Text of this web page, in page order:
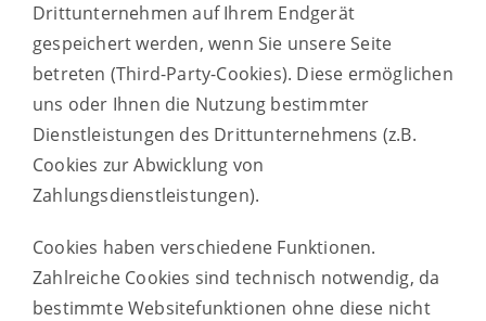
Drittunternehmen auf Ihrem Endgerät
gespeichert werden, wenn Sie unsere Seite
betreten (Third-Party-Cookies). Diese ermöglichen
uns oder Ihnen die Nutzung bestimmter
Dienstleistungen des Drittunternehmens (z.B.
Cookies zur Abwicklung von
Zahlungsdienstleistungen).
Cookies haben verschiedene Funktionen.
Zahlreiche Cookies sind technisch notwendig, da
bestimmte Websitefunktionen ohne diese nicht